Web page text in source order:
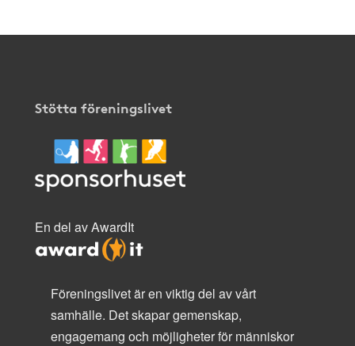
Stötta föreningslivet
En del av AwardIt
Föreningslivet är en viktig del av vårt
samhälle. Det skapar gemenskap,
engagemang och möjligheter för människor